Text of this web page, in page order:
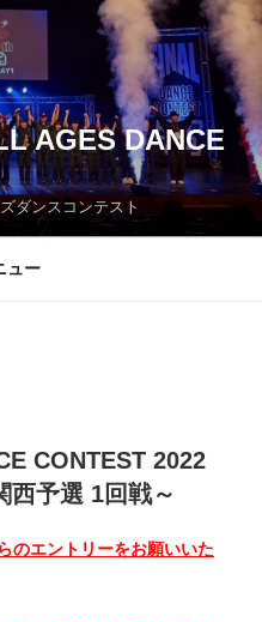
AGES DANCE
ダンスコンテスト
ュー
CONTEST 2022
西予選 1回戦～
のエントリーをお願いいた